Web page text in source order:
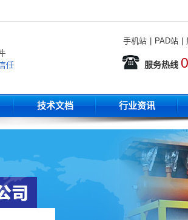
手机站 PAD站
服务热线
技术文档 行业资讯